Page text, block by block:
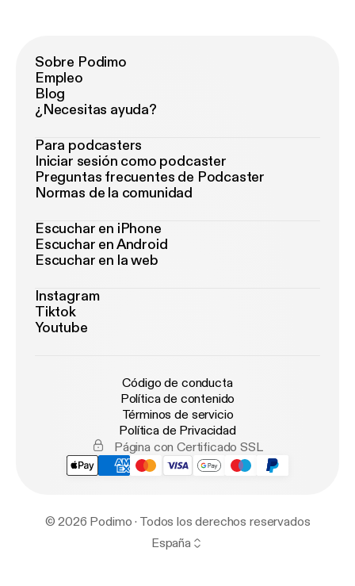
Sobre Podimo
Empleo
Blog
¿Necesitas ayuda?
Para podcasters
Iniciar sesión como podcaster
Preguntas frecuentes de Podcaster
Normas de la comunidad
Escuchar en iPhone
Escuchar en Android
Escuchar en la web
Instagram
Tiktok
Youtube
Código de conducta
Política de contenido
Términos de servicio
Política de Privacidad
Página con Certificado SSL
© 2026 Podimo · Todos los derechos reservados
España